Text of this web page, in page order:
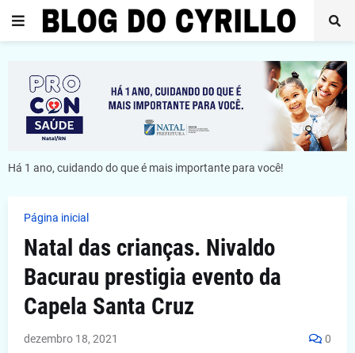
Há 1 ano, cuidando do que é mais importante para você!
Página inicial
Natal das crianças. Nivaldo
Bacurau prestigia evento da
Capela Santa Cruz
dezembro 18, 2021 0